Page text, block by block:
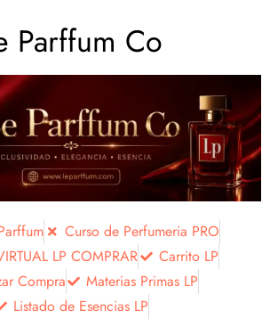
Parffum Co
Curso de Perfumeria PRO
LP COMPRAR
Carrito LP
Compra
Materias Primas LP
Listado de Esencias LP